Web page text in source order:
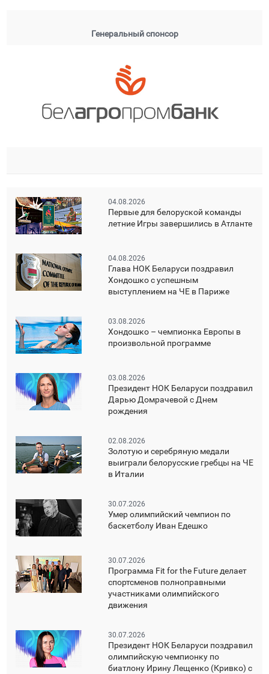
Генеральный спонсор
04.08.2026
Первые для белоруской команды
летние Игры завершились в Атланте
04.08.2026
Глава НОК Беларуси поздравил
Хондошко с успешным
выступлением на ЧЕ в Париже
03.08.2026
Хондошко – чемпионка Европы в
произвольной программе
03.08.2026
Президент НОК Беларуси поздравил
Дарью Домрачевой с Днем
рождения
02.08.2026
Золотую и серебряную медали
выиграли белорусские гребцы на ЧЕ
в Италии
30.07.2026
Умер олимпийский чемпион по
баскетболу Иван Едешко
30.07.2026
Программа Fit for the Future делает
спортсменов полноправными
участниками олимпийского
движения
30.07.2026
Президент НОК Беларуси поздравил
олимпийскую чемпионку по
биатлону Ирину Лещенко (Кривко) с